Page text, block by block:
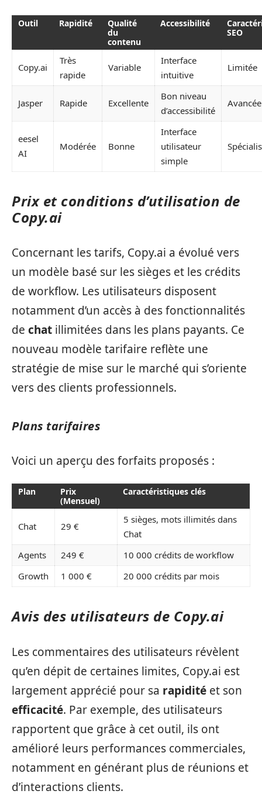
Outil Rapidité
Qualité
du
contenu
Accessibilité
SEO
Copy.ai
Très
rapide
Variable
Interface
intuitive
Limitée
Jasper Rapide Excellente
Bon niveau
d’accessibilité
Avancée
eesel
AI
Modérée Bonne
Interface
utilisateur
simple
Prix et conditions d’utilisation de
Copy.ai
Concernant les tarifs, Copy.ai a évolué vers
un modèle basé sur les sièges et les crédits
de workflow. Les utilisateurs disposent
notamment d’un accès à des fonctionnalités
de chat illimitées dans les plans payants. Ce
nouveau modèle tarifaire reflète une
stratégie de mise sur le marché qui s’oriente
vers des clients professionnels.
Plans tarifaires
Voici un aperçu des forfaits proposés :
Plan
Prix
(Mensuel)
Caractéristiques clés
Chat 29 €
5 sièges, mots illimités dans
Chat
Agents
249 €
10 000 crédits de workflow
Growth
1 000 € 20 000 crédits par mois
Avis des utilisateurs de Copy.ai
Les commentaires des utilisateurs révèlent
qu’en dépit de certaines limites, Copy.ai est
largement apprécié pour sa rapidité et son
efficacité. Par exemple, des utilisateurs
rapportent que grâce à cet outil, ils ont
amélioré leurs performances commerciales,
notamment en générant plus de réunions et
d’interactions clients.